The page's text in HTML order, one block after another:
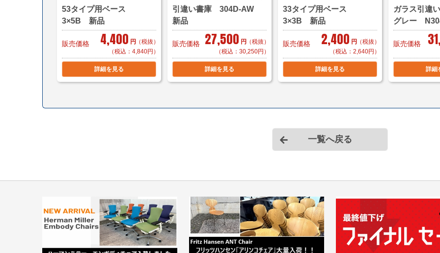
■大阪・京都・奈良
＊複数（他商品含む
て頂きます。
＊店頭引き渡し可能で
53タイプ用ベース
3×5B 新品
販売価格 4,400 円 （税抜）
（税込：4,840円）
詳細を見る
引違い書庫 304D-AW
新品
販売価格 27,500 円 （税抜）
（税込：30,250円）
詳細を見る
33タイプ用ベース
3×3B 新品
販売価格 2,400 円 （税抜）
（税込：2,640円）
詳細を見る
ガラス引違
グレー
販売価格
詳細
一覧へ戻る